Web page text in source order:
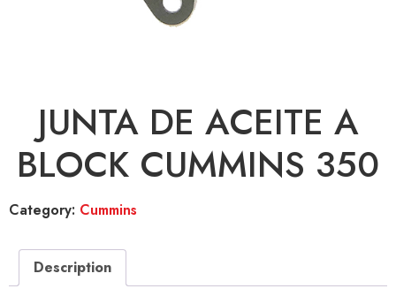
JUNTA DE ACEITE A
BLOCK CUMMINS 350
Category: Cummins
Description